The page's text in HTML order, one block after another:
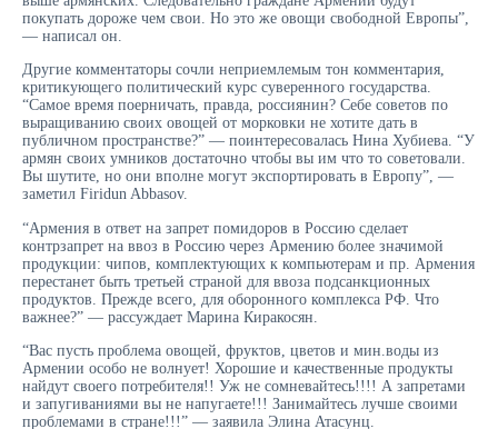
покупать дороже чем свои. Но это же овощи свободной Европы”,
— написал он.
Другие комментаторы сочли неприемлемым тон комментария,
критикующего политический курс суверенного государства.
“Самое время поерничать, правда, россиянин? Себе советов по
выращиванию своих овощей от морковки не хотите дать в
публичном пространстве?” — поинтересовалась Нина Хубиева. “У
армян своих умников достаточно чтобы вы им что то советовали.
Вы шутите, но они вполне могут экспортировать в Европу”, —
заметил Firidun Abbasov.
“Армения в ответ на запрет помидоров в Россию сделает
контрзапрет на ввоз в Россию через Армению более значимой
продукции: чипов, комплектующих к компьютерам и пр. Армения
перестанет быть третьей страной для ввоза подсанкционных
продуктов. Прежде всего, для оборонного комплекса РФ. Что
важнее?” — рассуждает Марина Киракосян.
“Вас пусть проблема овощей, фруктов, цветов и мин.воды из
Армении особо не волнует! Хорошие и качественные продукты
найдут своего потребителя!! Уж не сомневайтесь!!!! А запретами
и запугиваниями вы не напугаете!!! Занимайтесь лучше своими
проблемами в стране!!!” — заявила Элина Атасунц.